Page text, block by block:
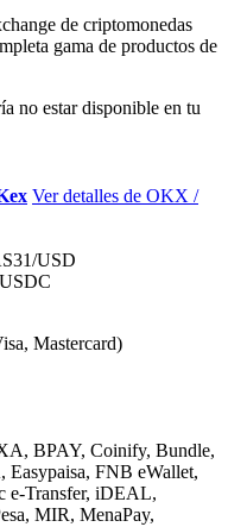
de criptomonedas
gama de productos de
no estar disponible en tu
Ver detalles de OKX /
USD
Mastercard)
BPAY, Coinify, Bundle,
FNB eWallet,
e-Transfer, iDEAL,
MIR, MenaPay,